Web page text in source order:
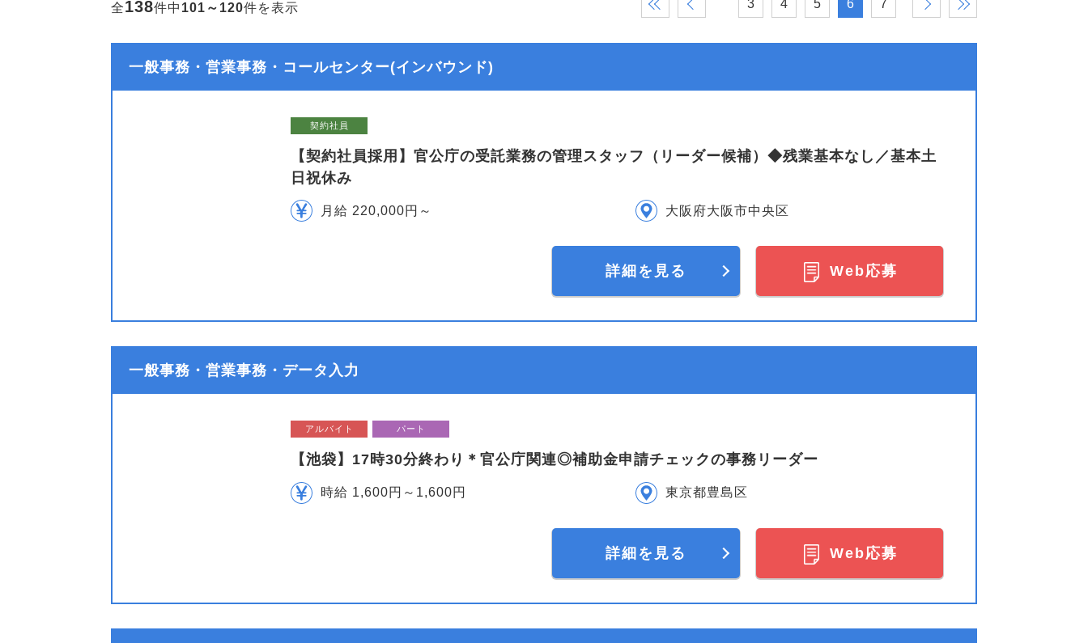
全138件中 101～120件を表示 « ‹ 3 4 5 6 7 › »
一般事務・営業事務・コールセンター(インバウンド)
契約社員
【契約社員採用】官公庁の受託業務の管理スタッフ（リーダー候補）◆残業基本なし／基本土
日祝休み
月給 220,000円～ 大阪府大阪市中央区
詳細を見る Web応募
一般事務・営業事務・データ入力
アルバイト パート
【池袋】17時30分終わり＊官公庁関連◎補助金申請チェックの事務リーダー
時給 1,600円～1,600円 東京都豊島区
詳細を見る Web応募